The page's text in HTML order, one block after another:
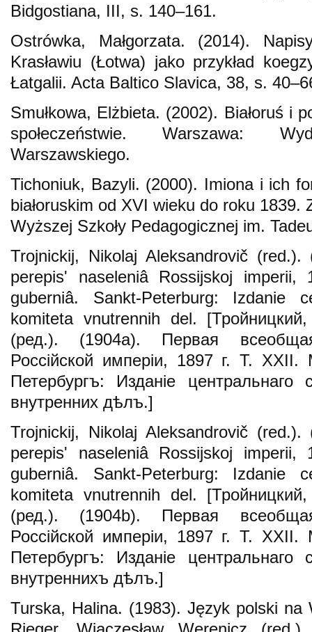
Bidgostiana, III, s. 140–161.
Ostrówka, Małgorzata. (2014).
Krasławiu (Łotwa) jako przykład
Łatgalii. Acta Baltico Slavica, 38, s.
Smułkowa, Elżbieta. (2002). Białoruś i
społeczeństwie. Warszawa:
Warszawskiego.
Tichoniuk, Bazyli. (2000). Imiona i ich
białoruskim od XVI wieku do roku
Wyższej Szkoły Pedagogicznej im.
Trojnickij, Nikolaj Aleksandrovič
perepisʹ naseleniâ Rossіjskoj
gubernіâ. Sankt-Peterburg: Izdanіe
komiteta vnutrennih del.
(ред.). (1904a). Первая
Россійской имперіи, 1897 г. Т. XXII.
Петербургъ: Изданіе центральнаго
внутренних дѣлъ.]
Trojnickij, Nikolaj Aleksandrovič
perepisʹ naseleniâ Rossіjskoj
gubernіâ. Sankt-Peterburg: Izdanіe
komiteta vnutrennih del.
(ред.). (1904b). Первая
Россійской имперіи, 1897 г. Т. XXII.
Петербургъ: Изданіе центральнаго
внутреннихъ дѣлъ.]
Turska, Halina. (1983). Język polski na